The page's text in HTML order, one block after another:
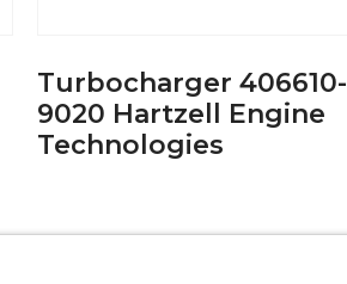
Turbocharger 406610-
9020 Hartzell Engine
Technologies